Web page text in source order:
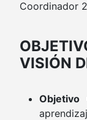
Coordinador
VISIÓN
Objetivo